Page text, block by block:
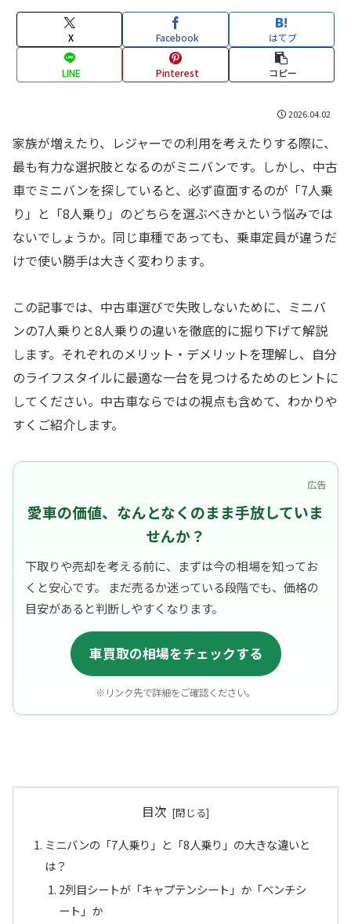
X Facebook はてブ
LINE Pinterest コピー
2026.04.02
家族が増えたり、レジャーでの利用を考えたりする際に、
最も有力な選択肢となるのがミニバンです。しかし、中古
車でミニバンを探していると、必ず直面するのが「7人乗
り」と「8人乗り」のどちらを選ぶべきかという悩みでは
ないでしょうか。同じ車種であっても、乗車定員が違うだ
けで使い勝手は大きく変わります。
この記事では、中古車選びで失敗しないために、ミニバ
ンの7人乗りと8人乗りの違いを徹底的に掘り下げて解説
します。それぞれのメリット・デメリットを理解し、自分
のライフスタイルに最適な一台を見つけるためのヒントに
してください。中古車ならではの視点も含めて、わかりや
すくご紹介します。
広告
愛車の価値、なんとなくのまま手放していま
せんか？
下取りや売却を考える前に、まずは今の相場を知ってお
くと安心です。 まだ売るか迷っている段階でも、価格の
目安があると判断しやすくなります。
車買取の相場をチェックする
※リンク先で詳細をご確認ください。
目次
ミニバンの「7人乗り」と「8人乗り」の大きな違いと
は？
2列目シートが「キャプテンシート」か「ベンチシ
ート」か